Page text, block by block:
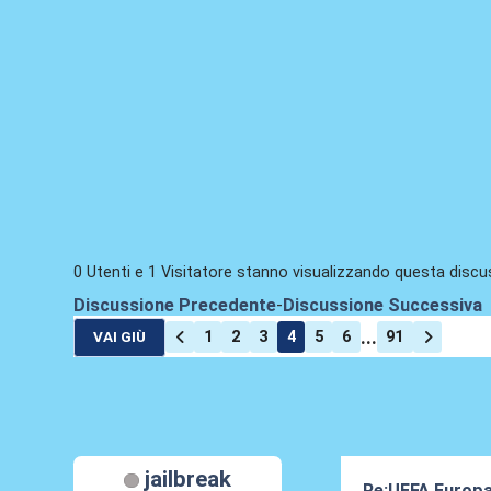
0 Utenti e 1 Visitatore stanno visualizzando questa
Discussione Precedente- Discussione Successiva
VAI GIÙ 1 2 3 4 5 6 ... 91
jailbreak